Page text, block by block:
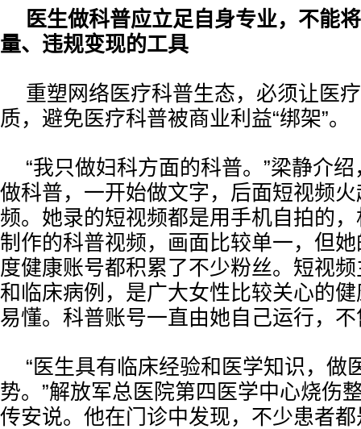
医生做科普应立足自身专业，不能
量、违规变现的工具
重塑网络医疗科普生态，必须让医
质，避免医疗科普被商业利益“绑架”。
“我只做妇科方面的科普。”梁静介
做科普，一开始做文字，后面短视频
频。她录的短视频都是用手机自拍的
制作的科普视频，画面比较单一，但
度健康账号都积累了不少粉丝。短视
和临床病例，是广大女性比较关心的
易懂。科普账号一直由她自己运行，
“医生具有临床经验和医学知识，做
势。”解放军总医院第四医学中心烧伤
传安说。他在门诊中发现，不少患者